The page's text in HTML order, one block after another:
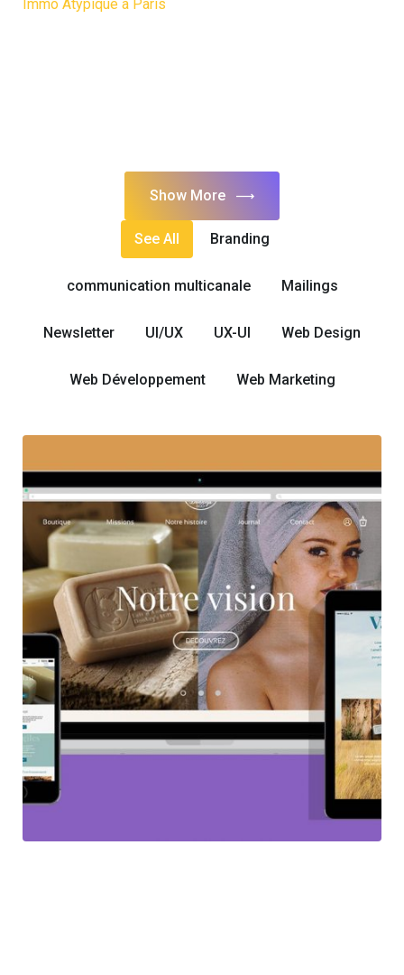
Show More
See All Branding
communication multicanale Mailings
Newsletter UI/UX UX-UI Web Design
Web Développement Web Marketing